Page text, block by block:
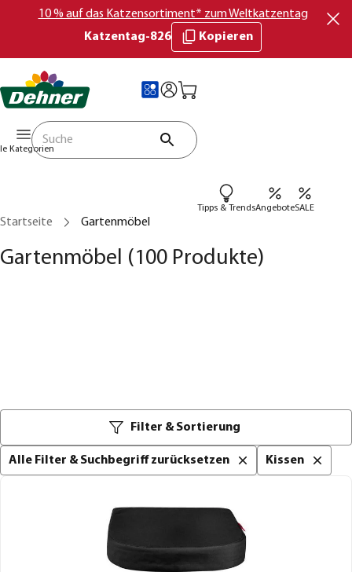
10 % auf das Katzensortiment* zum Weltkatzentag
Katzentag-826
Kopieren
Kategorien
Tipps & TrendsAngeboteSALE
Startseite Gartenmöbel
Gartenmöbel (100 Produkte)
Filter & Sortierung
Alle Filter & Suchbegriff zurücksetzen Kissen